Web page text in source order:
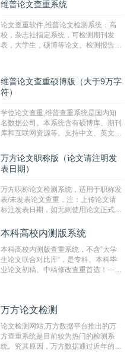
维普论文查重系统
论文查重软件,维普论文检测系统：高
校，杂志社指定系统，可检测期刊发
表，大学生，硕博等论文。检测报告支
维普论文查重硕博版（大于9万字
符）
学位论文查重,维普查重系统是国内知
名数据公司。本系统含有硕博库、期刊
库和互联网资源等。支持中文、英文、
定院校！！！
万方论文职称版（论文请注明发
表日期）
万方职称论文检测系统，适用于职称发
表/未发表论文查重，注：上传论文请
标注发表日期，如无则使用论文正式发
成时间作为发表日期。
本科高校内测版系统
本科高校内测版查重系统，不含”大学
生论文联合对比库“，是专科、本科毕
业论文初稿、中稿修改查重首选！——
万方论文检测
论文检测网站,万方数据平台推出的万
方查重系统是目前较为热门的检测系
统。究其原因，万方数据通过近年的发